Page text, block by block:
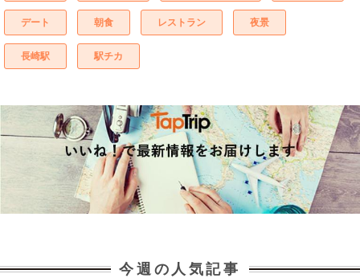
デート 朝食 レストラン 夜景
長崎駅 駅チカ
今週の人気記事